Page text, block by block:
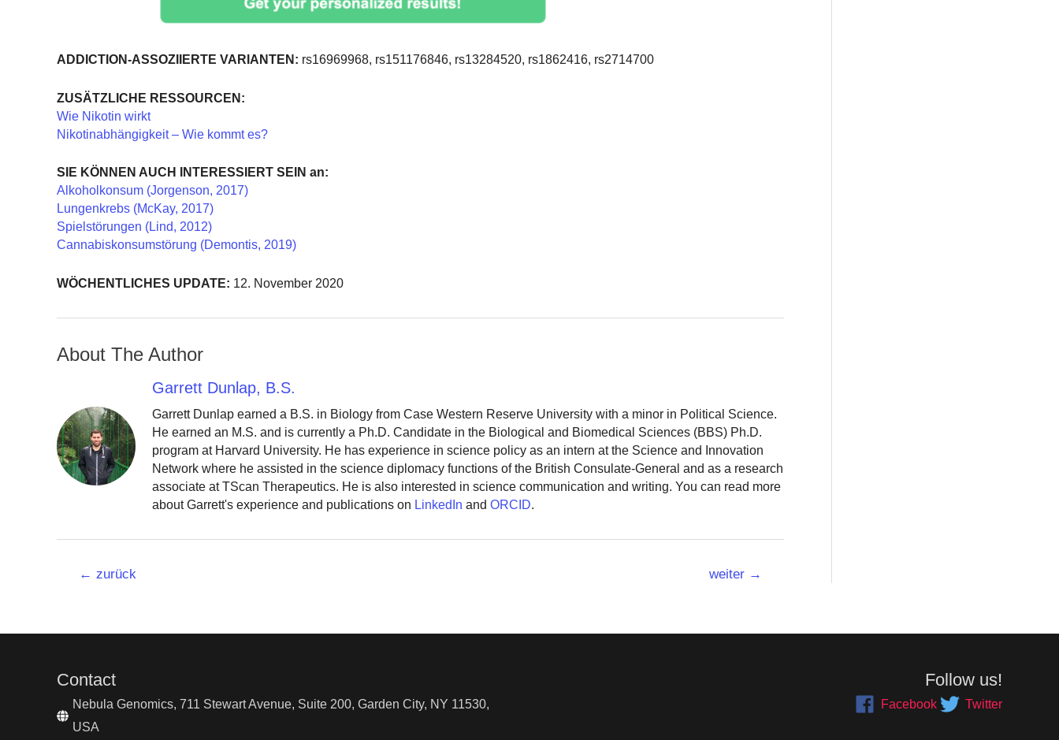
ADDICTION-ASSOZIIERTE VARIANTEN: rs16969968, rs151176846, rs13284520, rs1862416, rs2714700
ZUSÄTZLICHE RESSOURCEN:
Wie Nikotin wirkt
Nikotinabhängigkeit – Wie kommt es?
SIE KÖNNEN AUCH INTERESSIERT SEIN an:
Alkoholkonsum (Jorgenson, 2017)
Lungenkrebs (McKay, 2017)
Spielstörungen (Lind, 2012)
Cannabiskonsumstörung (Demontis, 2019)
WÖCHENTLICHES UPDATE: 12. November 2020
About The Author
Garrett Dunlap, B.S.
Garrett Dunlap earned a B.S. in Biology from Case Western Reserve University with a minor in Political Science.
He earned an M.S. and is currently a Ph.D. Candidate in the Biological and Biomedical Sciences (BBS) Ph.D.
program at Harvard University. He has experience in science policy as an intern at the Science and Innovation
Network where he assisted in the science diplomacy functions of the British Consulate-General and as a research
associate at TScan Therapeutics. He is also interested in science communication and writing. You can read more
about Garrett's experience and publications on LinkedIn andORCID.
Beitrags-
← zurück weiter →
Contact
Nebula Genomics, 711 Stewart Avenue, Suite 200, Garden City, NY 11530,
USA
Follow us!
Facebook Twitter